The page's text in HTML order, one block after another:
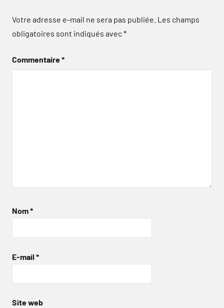
Votre adresse e-mail ne sera pas publiée. Les champs
obligatoires sont indiqués avec*
Commentaire*
Nom*
E-mail *
Site web